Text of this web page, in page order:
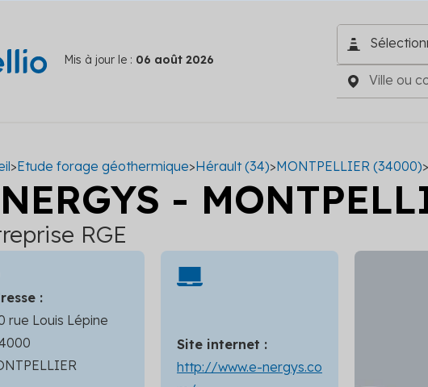
Mis à jour le : 06 août 2026
>Etude forage géothermique>Hérault (34)>MONTPELLIER (34000)>
-
RGE
:
rue Louis Lépine
Site internet :
http://www.e-nergys.co